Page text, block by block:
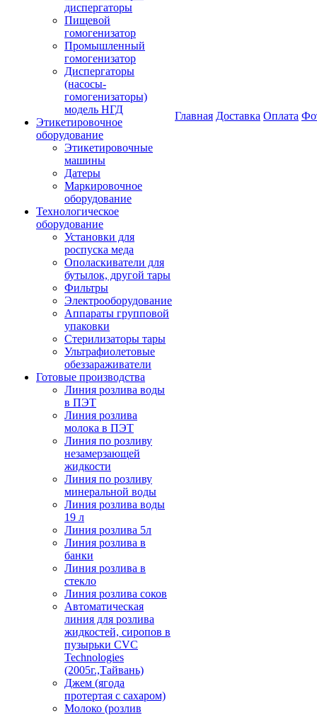
диспергаторы
Пищевой
гомогенизатор
Промышленный
гомогенизатор
Диспергаторы
(насосы-
гомогенизаторы)
модель НГД
Этикетировочное
оборудование
Этикетировочные
машины
Датеры
Маркировочное
оборудование
Технологическое
оборудование
Установки для
роспуска меда
Ополаскиватели для
бутылок, другой тары
Фильтры
Электрооборудование
Аппараты групповой
упаковки
Стерилизаторы тары
Ультрафиолетовые
обеззараживатели
Готовые производства
Линия розлива воды
в ПЭТ
Линия розлива
молока в ПЭТ
Линия по розливу
незамерзающей
жидкости
Линия по розливу
минеральной воды
Линия розлива воды
19 л
Линия розлива 5л
Линия розлива в
банки
Линия розлива в
стекло
Линия розлива соков
Автоматическая
линия для розлива
жидкостей, сиропов в
пузырьки CVC
Technologies
(2005г.,Тайвань)
Джем (ягода
протертая с сахаром)
Молоко (розлив
Главная Доставка Оплата